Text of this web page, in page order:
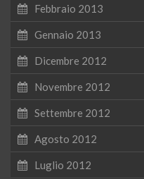
Febbraio 2013
Gennaio 2013
Dicembre 2012
Novembre 2012
Settembre 2012
Agosto 2012
Luglio 2012